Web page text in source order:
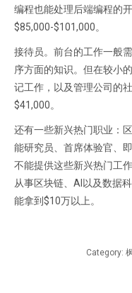
编程也能处理后端编程的
$85,000-$101,000。
接待员。前台的工作一般
序方面的知识。但在较小
记工作，以及管理公司的
$41,000。
还有一些新兴热门职业：
能研究员、首席体验官、
不能提供这些新兴热门工
从事区块链、AI以及数据
能拿到$10万以上。
Category: